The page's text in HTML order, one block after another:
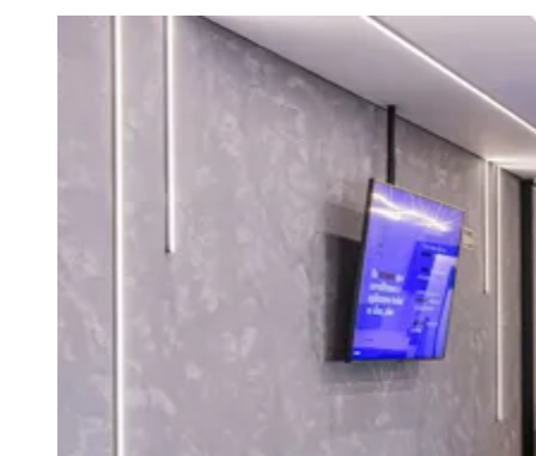
Jardim PaulistaJardim Reginalice
Jardim São Silvestre Jardim Silveira
Nova Aldeinha
Parque dos
Parque Santa LuziaParque Viana
Pirapora
Vila Boa Vista
Vila Nossa Sra. da
Anuncie no Portal